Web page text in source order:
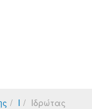
Ι Ιδρώτας